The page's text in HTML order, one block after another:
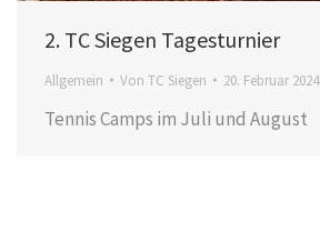
2. TC Siegen Tagesturnier
Allgemein Von TC Siegen 20. Februar 2024
Tennis Camps im Juli und August